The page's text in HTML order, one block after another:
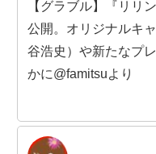
【グラブル】『リリ
公開。オリジナルキ
谷浩史）や新たなプ
かに@famitsuより